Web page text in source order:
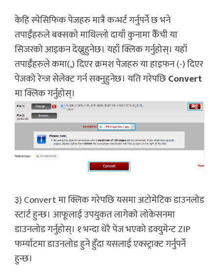
केहि स्पेसिफिक पेजहरु मात्रै कन्भर्ट गर्नुपर्ने छ भने
तपाईँहरुले बक्सको माथिल्लो दायाँ कुनामा कैँची या
सिजरको आइकन देख्नुहुनेछ। यहाँ क्लिक गर्नुहोस्। यहाँ
तपाईँहरुले कमा(,) दिएर क्रमश पेजहरु या हाइफन (-) दिएर
पेजको रेन्ज सेलेक्ट गर्न सक्नुहुनेछ। यति गरेपछिConvert
मा क्लिक गर्नुहोस्।
३) Convert मा क्लिक गरेपछि यसमा अटोमेटिक डाउनलोड
स्टार्ट हुन्छ। आफूलाई उपयुकत लागेको लोकेसनमा
डाउनलोड गर्नुहोस्। १ भन्दा धेरै पेज भएको डक्युमेन्ट ZIP
फर्म्याटमा डाउनलोड हुने हुँदा यसलाई एक्स्ट्राक्ट गर्नुपर्ने
हुन्छ।